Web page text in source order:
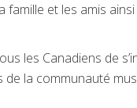
et les amis
les Canadiens de
la communauté